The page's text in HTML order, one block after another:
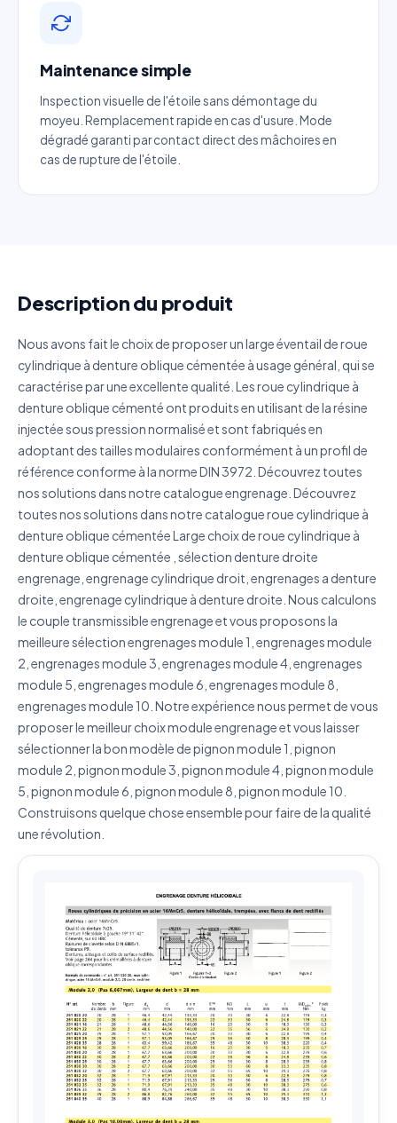
Maintenance simple
Inspection visuelle de l'étoile sans démontage du
moyeu. Remplacement rapide en cas d'usure. Mode
dégradé garanti par contact direct des mâchoires en
cas de rupture de l'étoile.
Description du produit
Nous avons fait le choix de proposer un large éventail de roue
cylindrique à denture oblique cémentée à usage général, qui se
caractérise par une excellente qualité. Les roue cylindrique à
denture oblique cémenté ont produits en utilisant de la résine
injectée sous pression normalisé et sont fabriqués en
adoptant des tailles modulaires conformément à un profil de
référence conforme à la norme DIN 3972. Découvrez toutes
nos solutions dans notre catalogue engrenage. Découvrez
toutes nos solutions dans notre catalogue roue cylindrique à
denture oblique cémentée Large choix de roue cylindrique à
denture oblique cémentée , sélection denture droite
engrenage, engrenage cylindrique droit, engrenages a denture
droite, engrenage cylindrique à denture droite. Nous calculons
le couple transmissible engrenage et vous proposons la
meilleure sélection engrenages module 1, engrenages module
2, engrenages module 3, engrenages module 4, engrenages
module 5, engrenages module 6, engrenages module 8,
engrenages module 10. Notre expérience nous permet de vous
proposer le meilleur choix module engrenage et vous laisser
sélectionner la bon modèle de pignon module 1, pignon
module 2, pignon module 3, pignon module 4, pignon module
5, pignon module 6, pignon module 8, pignon module 10.
Construisons quelque chose ensemble pour faire de la qualité
une révolution.
Entreprise
Email*
Quantité estimée
Décrivez votre besoin
J'accepte que mes données soient utilisées pour traiter
ma demande.Politique de confidentialité
Envoyer ma demande de devis
Vos données sont protégées et ne seront jamais
partagées